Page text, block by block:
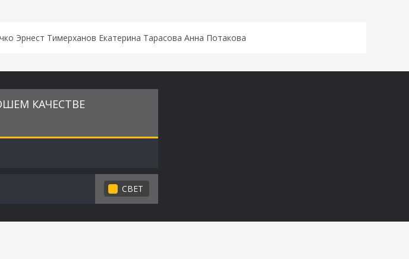
Эрнест Тимерханов Екатерина Тарасова Анна Потакова
КАЧЕСТВЕ
СВЕТ